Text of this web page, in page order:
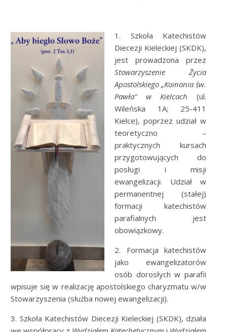
1. Szkoła Katechistów
Diecezji Kieleckiej (SKDK),
jest prowadzona przez
Stowarzyszenie Życia
Apostolskiego „Koinonia św.
Pawła” w Kielcach (ul.
Wileńska 1A; 25-411
Kielce), poprzez udział w
teoretyczno –
praktycznych kursach
przygotowujących do
posługi i misji
ewangelizacji. Udział w
permanentnej (stałej)
formacji katechistów
parafialnych jest
obowiązkowy.
2. Formacja katechistów
jako ewangelizatorów
osób dorosłych w parafii
wpisuje się w realizację apostolskiego charyzmatu w/w
Stowarzyszenia (służba nowej ewangelizacji).
3. Szkoła Katechistów Diecezji Kieleckiej (SKDK), działa